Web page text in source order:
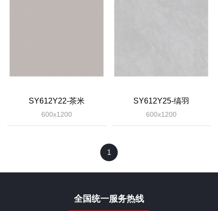
SY612Y22-茶米
600x1200
SY612Y25-缟羽
600x1200
1
全国统一服务热线